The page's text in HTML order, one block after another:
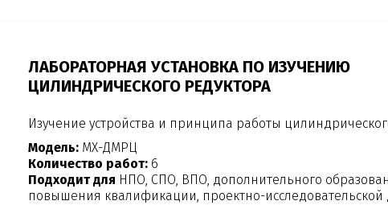
ЛАБОРАТОРНАЯ УСТАНОВКА ПО ИЗУЧЕНИЮ
ЦИЛИНДРИЧЕСКОГО РЕДУКТОРА
Изучение устройства и принципа работы
Модель: МХ-ДМРЦ
Количество работ: 6
Подходит для НПО, СПО, ВПО, дополнительного
повышения квалификации, проектно-исследовательской